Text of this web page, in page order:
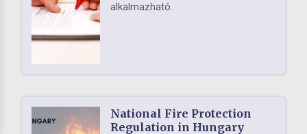
alkalmazható.
National Fire Protection
Regulation in Hungary